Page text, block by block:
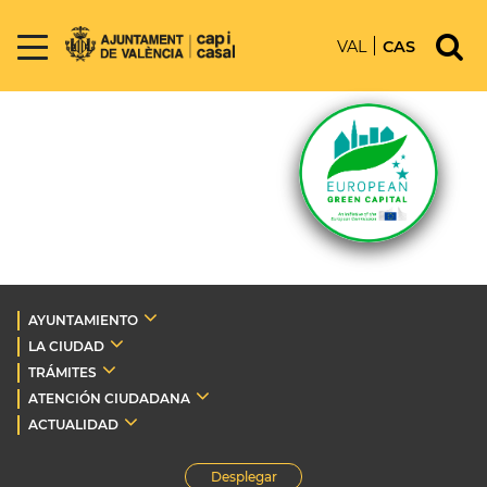
VAL CAS
AYUNTAMIENTO
LA CIUDAD
TRÁMITES
ATENCIÓN CIUDADANA
ACTUALIDAD
Desplegar